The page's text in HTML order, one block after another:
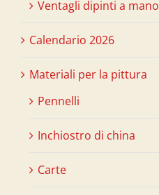
Ventagli dipinti a mano
Calendario 2026
Materiali per la pittura
Pennelli
Inchiostro di china
Carte